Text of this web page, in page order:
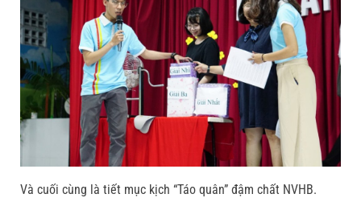
Và cuối cùng là tiết mục kịch “Táo quân” đậm chất NVHB.